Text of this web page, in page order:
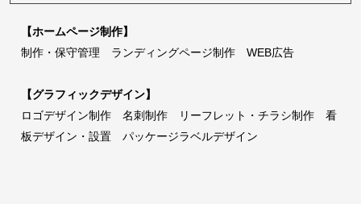
【ホームページ制作】
制作・保守管理 ランディングページ制作 WEB広告
【グラフィックデザイン】
ロゴデザイン制作 名刺制作 リーフレット・チラシ制作 看
板デザイン・設置 パッケージラベルデザイン